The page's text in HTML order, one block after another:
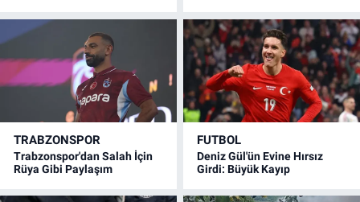
TRABZONSPOR
Trabzonspor'dan Salah İçin
Rüya Gibi Paylaşım
FUTBOL
Deniz Gül'ün Evine Hırsız
Girdi: Büyük Kayıp